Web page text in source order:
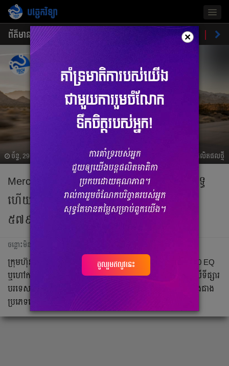
បច្ចេកវិទ្យា
ព័ត៌មាន ផលិតផលថ្មី ហាងឆេងផលិតផល ចំណ
ច័ន្ទ, 29 មេសា 2024 07:01 ផលិតផលថ្មី
Mercedes ចេញឡាន G-Class ប្រើអគ្គិសនីសុទ្ធ
ហើយ សាកភ្លើងម្តងជិះបាន៤៧០គ.ម ឯកម្លាំង
៥៧៩សេះ
ចន្លោះមិនឃើញ
ក្រុមហ៊ុន Mercedes ទើបតែបានប្រកាសចេញឡានអគ្គិសនី G580 EQ
ឬហៅកាត់ថា G-EV ដែលមានតម្លៃចាប់ពីខ្ទង់ ១៥ម៉ឺនដុល្លារ នៅលើទីផ្សារ
បរទេស ហើយវាមានសមត្ថភាព Off-road និង Performance ខ្លាំងជាង
ប្រភេទប្រើម៉ាស៊ីនចំហេះក្នុងទៅទៀត។
×
ចូលរួមឥលូវនេះ